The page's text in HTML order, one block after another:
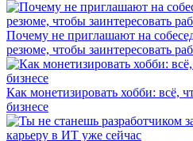
Почему не приглашают на
резюме, чтобы заинтересовать
Как монетизировать хобби: всё,
бизнесе